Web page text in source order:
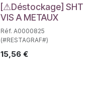
Déstockage
[⚠Déstockage] SHT
VIS A METAUX
Réf. A0000825
(#RESTAGRAF#)
15,56€